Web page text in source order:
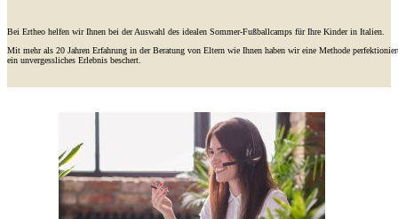
Bei Ertheo helfen wir Ihnen bei der Auswahl des idealen Sommer-Fußballcamps für Ihre Kinder in Italien.
Mit mehr als 20 Jahren Erfahrung in der Beratung von Eltern wie Ihnen haben wir eine Methode
ein unvergessliches Erlebnis beschert.